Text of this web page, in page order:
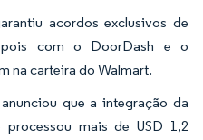
acordos exclusivos de
com o DoorDash e o
na carteira do Walmart.
que a integração da
mais de USD 1,2